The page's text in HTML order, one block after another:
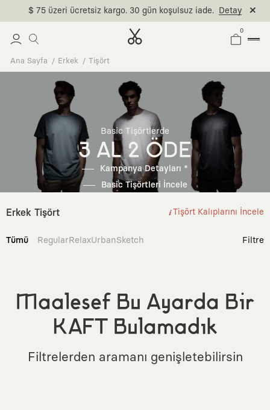
$ 75 üzeri ücretsiz kargo. 30 gün koşulsuz iade. Detay
0
Ana Sayfa Erkek Tişört
Basic Tişörtlerde
3 AL 2 ÖDE
Kampanya Detayları *
Basic Tişörtleri İncele
Erkek Tişört Tişört Kalıplarını İncele
Tümü RegularRelaxUrbanSketch Filtre
Maalesef Bu Ayarda Bir
KAFT Bulamadık
Filtrelerden aramanı genişletebilirsin